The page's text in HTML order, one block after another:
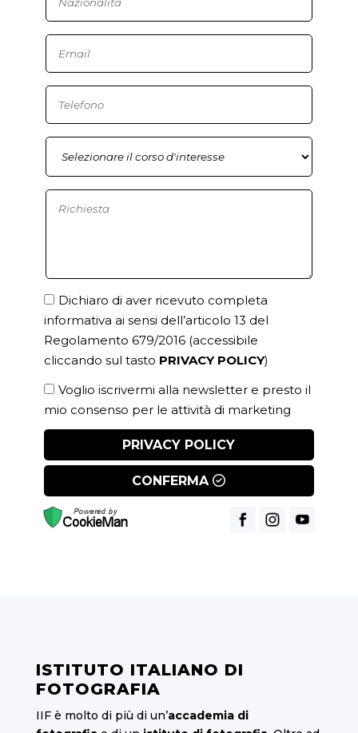
Dichiaro di aver ricevuto completa
informativa ai sensi dell’articolo 13 del
Regolamento 679/2016 (accessibile
cliccando sul tasto PRIVACY POLICY)
Voglio iscrivermi alla newsletter e presto il
mio consenso per le attività di marketing
PRIVACY POLICY
CONFERMA
ISTITUTO ITALIANO DI
FOTOGRAFIA
IIF è molto di più di un’accademia di